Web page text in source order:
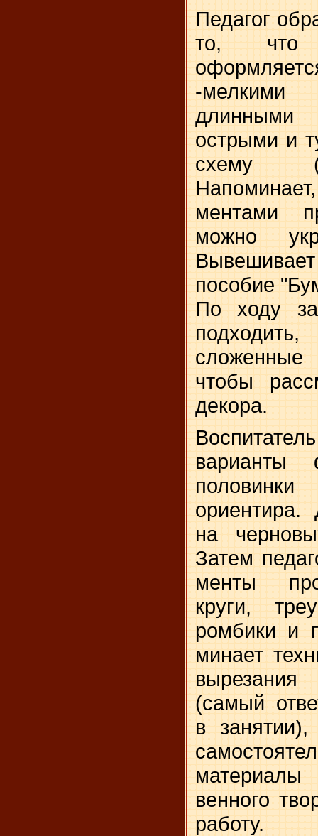
Педагог
то, что
-
острыми и
схе­му
ментами
можно
пособие
По ходу
что­бы
декора.
ориен­тира.
на
Затем
менты
круги,
ромбики и
минает
(самый
в занятии),
венного
работу.